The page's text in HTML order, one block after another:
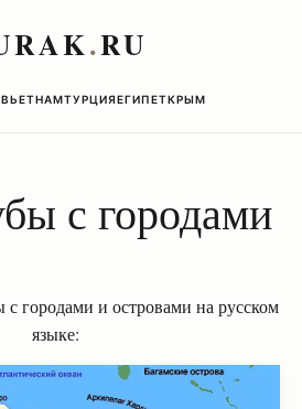
.RU
ВЬЕТНАМТУРЦИЯЕГИПЕТКРЫМ
с городами
городами и островами на русском
языке: